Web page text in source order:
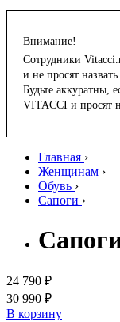
Внимание!
Сотрудники
и не просят
Будьте аккуратны,
VITACCI и просят
Главная ›
Женщинам ›
Обувь ›
Сапоги ›
24 790 ₽
30 990 ₽
В корзину